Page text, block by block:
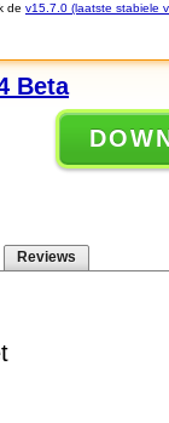
de v15.7.0 (laatste stabiele
Beta
Reviews